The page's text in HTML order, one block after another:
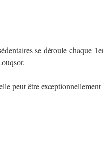
se déroule chaque
peut être